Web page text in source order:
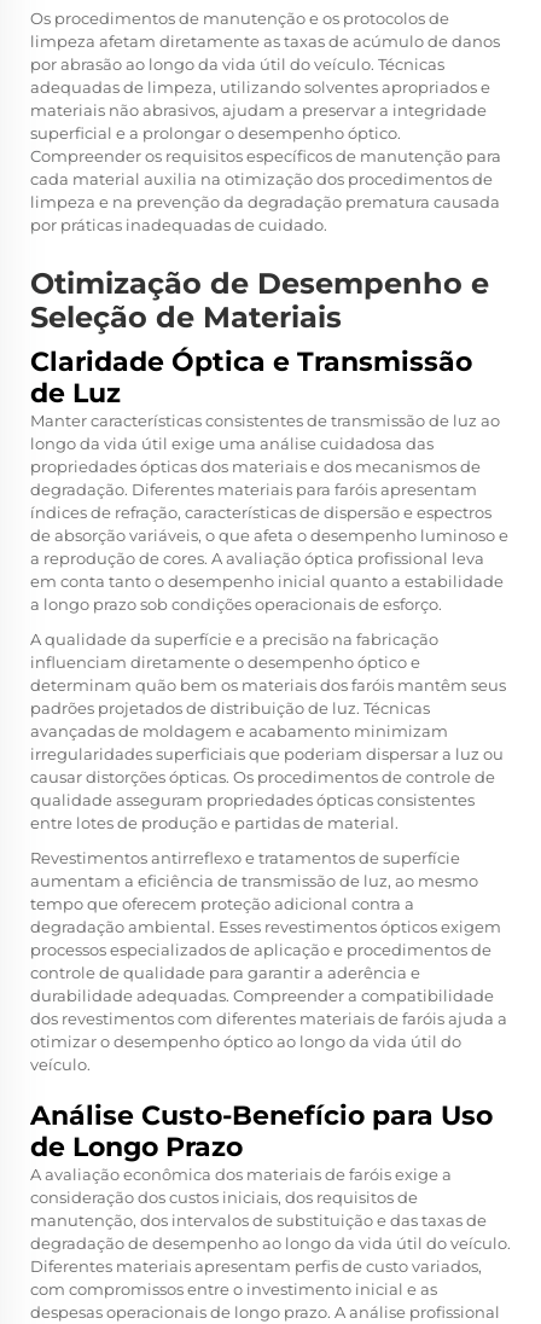
Os procedimentos de manutenção e os protocolos de
limpeza afetam diretamente as taxas de acúmulo de danos
por abrasão ao longo da vida útil do veículo. Técnicas
adequadas de limpeza, utilizando solventes apropriados e
materiais não abrasivos, ajudam a preservar a integridade
superficial e a prolongar o desempenho óptico.
Compreender os requisitos específicos de manutenção para
cada material auxilia na otimização dos procedimentos de
limpeza e na prevenção da degradação prematura causada
por práticas inadequadas de cuidado.
Otimização de Desempenho e
Seleção de Materiais
Claridade Óptica e Transmissão
de Luz
Manter características consistentes de transmissão de luz ao
longo da vida útil exige uma análise cuidadosa das
propriedades ópticas dos materiais e dos mecanismos de
degradação. Diferentes materiais para faróis apresentam
índices de refração, características de dispersão e espectros
de absorção variáveis, o que afeta o desempenho luminoso e
a reprodução de cores. A avaliação óptica profissional leva
em conta tanto o desempenho inicial quanto a estabilidade
a longo prazo sob condições operacionais de esforço.
A qualidade da superfície e a precisão na fabricação
influenciam diretamente o desempenho óptico e
determinam quão bem os materiais dos faróis mantêm seus
padrões projetados de distribuição de luz. Técnicas
avançadas de moldagem e acabamento minimizam
irregularidades superficiais que poderiam dispersar a luz ou
causar distorções ópticas. Os procedimentos de controle de
qualidade asseguram propriedades ópticas consistentes
entre lotes de produção e partidas de material.
Revestimentos antirreflexo e tratamentos de superfície
aumentam a eficiência de transmissão de luz, ao mesmo
tempo que oferecem proteção adicional contra a
degradação ambiental. Esses revestimentos ópticos exigem
processos especializados de aplicação e procedimentos de
controle de qualidade para garantir a aderência e
durabilidade adequadas. Compreender a compatibilidade
dos revestimentos com diferentes materiais de faróis ajuda a
otimizar o desempenho óptico ao longo da vida útil do
veículo.
Análise Custo-Benefício para Uso
de Longo Prazo
A avaliação econômica dos materiais de faróis exige a
consideração dos custos iniciais, dos requisitos de
manutenção, dos intervalos de substituição e das taxas de
degradação de desempenho ao longo da vida útil do veículo.
Diferentes materiais apresentam perfis de custo variados,
com compromissos entre o investimento inicial e as
despesas operacionais de longo prazo. A análise profissional